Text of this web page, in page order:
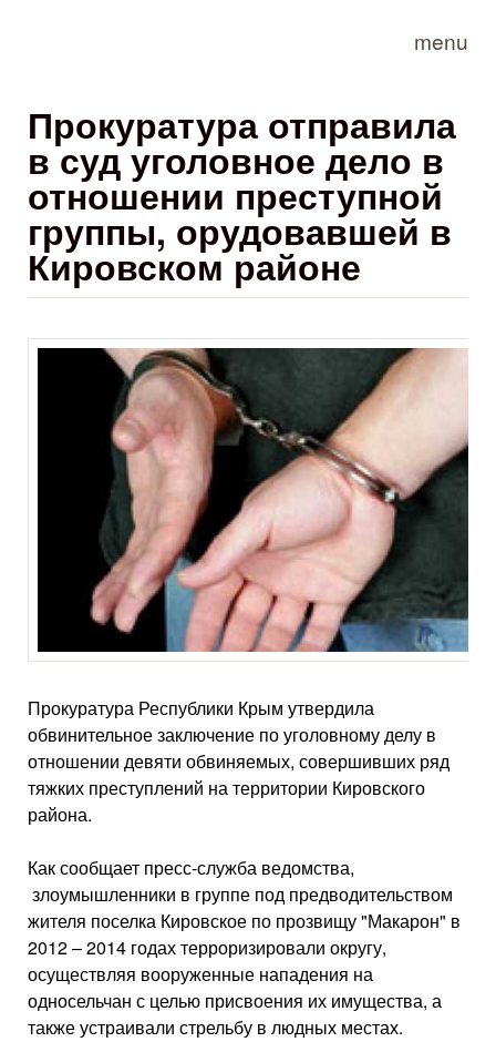
menu
Прокуратура отправила
в суд уголовное дело в
отношении преступной
группы, орудовавшей в
Кировском районе
Прокуратура Республики Крым утвердила
обвинительное заключение по уголовному делу в
отношении девяти обвиняемых, совершивших ряд
тяжких преступлений на территории Кировского
района.
Как сообщает пресс-служба ведомства,
злоумышленники в группе под предводительством
жителя поселка Кировское по прозвищу "Макарон" в
2012 – 2014 годах терроризировали округу,
осуществляя вооруженные нападения на
односельчан с целью присвоения их имущества, а
также устраивали стрельбу в людных местах.